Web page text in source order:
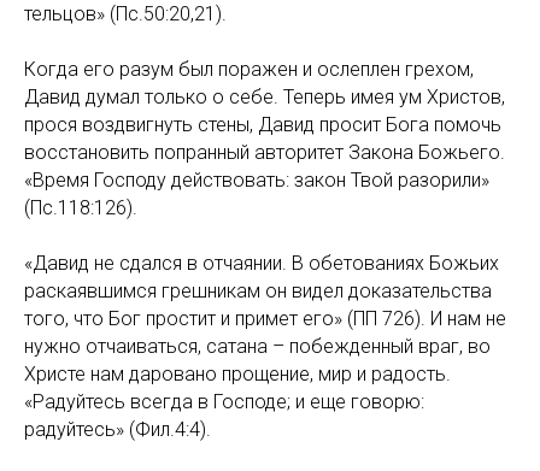
тельцов» (Пс.50:20,21).
Когда его разум был поражен и ослеплен грехом,
Давид думал только о себе. Теперь имея ум Христов,
прося воздвигнуть стены, Давид просит Бога помочь
восстановить попранный авторитет Закона Божьего.
«Время Господу действовать: закон Твой разорили»
(Пс.118:126).
«Давид не сдался в отчаянии. В обетованиях Божьих
раскаявшимся грешникам он видел доказательства
того, что Бог простит и примет его» (ПП 726). И нам не
нужно отчаиваться, сатана – побежденный враг, во
Христе нам даровано прощение, мир и радость.
«Радуйтесь всегда в Господе; и еще говорю:
радуйтесь» (Фил.4:4).